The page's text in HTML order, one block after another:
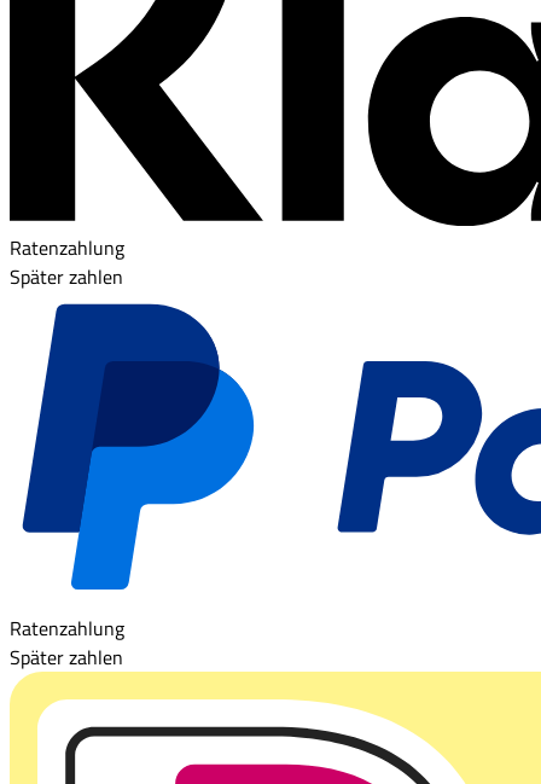
Ratenzahlung
Später zahlen
Ratenzahlung
Später zahlen